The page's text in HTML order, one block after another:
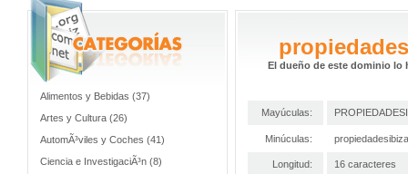
Alimentos y Bebidas (37)
Artes y Cultura (26)
AutomÃ³viles y Coches (41)
Ciencia e InvestigaciÃ³n (8)
El dueño de este dominio lo
Mayúculas:
Minúculas:
Longitud: 16 caracteres